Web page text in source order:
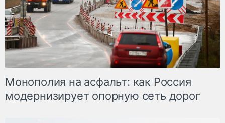
Монополия на асфальт: как Россия
модернизирует опорную сеть дорог